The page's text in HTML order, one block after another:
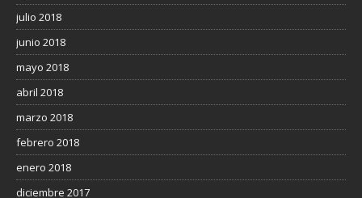
julio 2018
junio 2018
mayo 2018
abril 2018
marzo 2018
febrero 2018
enero 2018
diciembre 2017